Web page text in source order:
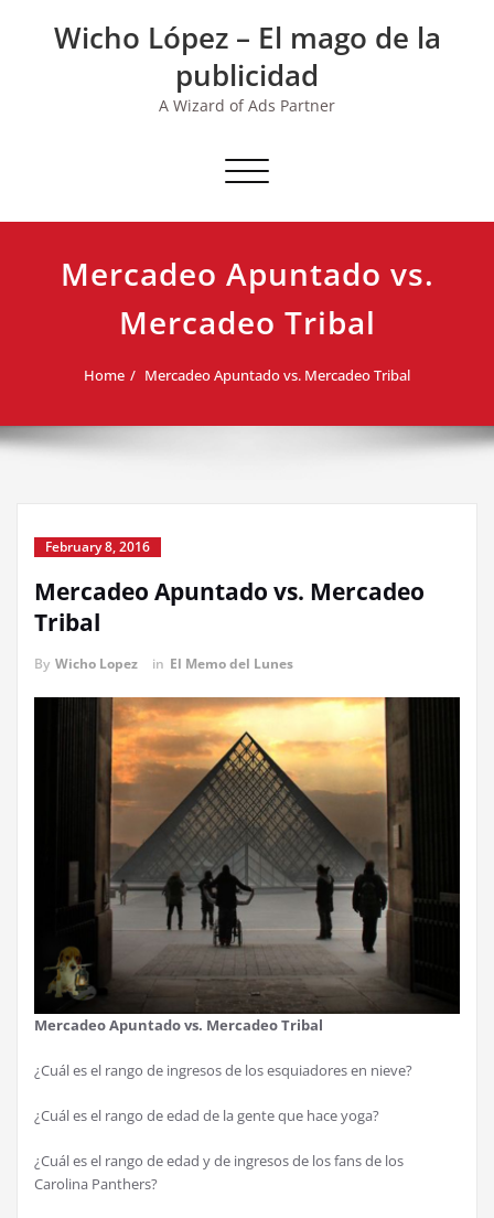
Wicho López – El mago de la
publicidad
A Wizard of Ads Partner
Toggle navigation
Mercadeo Apuntado vs.
Mercadeo Tribal
Home Mercadeo Apuntado vs. Mercadeo Tribal
February 8, 2016
Mercadeo Apuntado vs. Mercadeo
Tribal
By Wicho Lopez in El Memo del Lunes
Mercadeo Apuntado vs. Mercadeo Tribal
¿Cuál es el rango de ingresos de los esquiadores en nieve?
¿Cuál es el rango de edad de la gente que hace yoga?
¿Cuál es el rango de edad y de ingresos de los fans de los
Carolina Panthers?